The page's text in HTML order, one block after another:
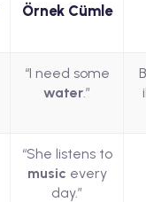
Örnek Cümle
“I need some
water.”
“She listens to
music every
day.”